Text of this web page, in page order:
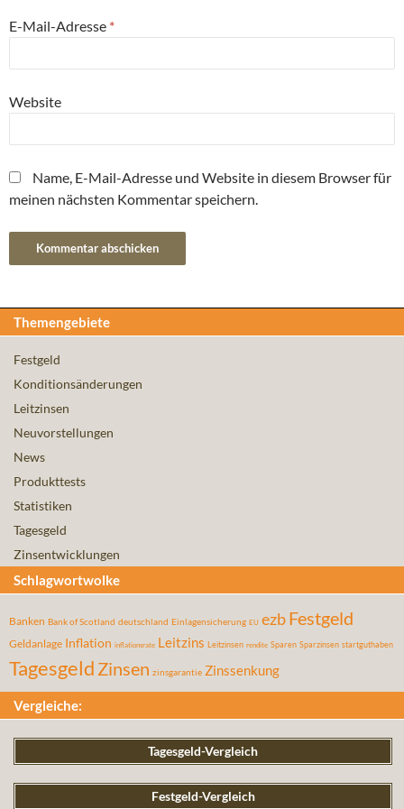
E-Mail-Adresse *
Website
Name, E-Mail-Adresse und Website in diesem Browser für
meinen nächsten Kommentar speichern.
Themengebiete
Festgeld
Konditionsänderungen
Leitzinsen
Neuvorstellungen
News
Produkttests
Statistiken
Tagesgeld
Zinsentwicklungen
Schlagwortwolke
Banken Bank of Scotland deutschland Einlagensicherung EU ezbFestgeld
Geldanlage Inflation inflationsrate Leitzins Leitzinsen rendite Sparen Sparzinsen startguthaben
Tagesgeld Zinsen zinsgarantie Zinssenkung
Vergleiche:
Tagesgeld-Vergleich
Festgeld-Vergleich